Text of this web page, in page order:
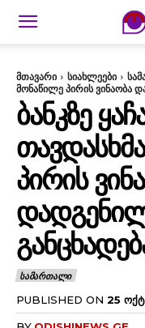
მთავარი სიახლეები
მონაწილე პირის ვინაობა
ᲑᲐᲜᲙᲖᲔ
ᲞᲘᲠᲘᲡ
ᲡᲐᲛᲐᲠᲗᲐᲚᲘ
PUBLISHED ON 25